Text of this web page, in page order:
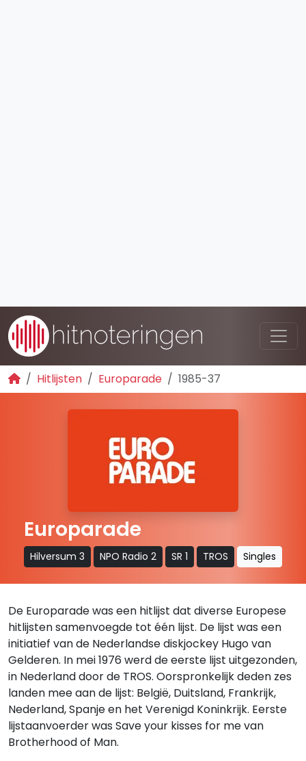
Hitlijsten Europarade 1985-37
Europarade
Hilversum 3 NPO Radio 2 SR 1 TROS Singles
De Europarade was een hitlijst dat diverse Europese
hitlijsten samenvoegde tot één lijst. De lijst was een
initiatief van de Nederlandse diskjockey Hugo van
Gelderen. In mei 1976 werd de eerste lijst uitgezonden,
in Nederland door de TROS. Oorspronkelijk deden zes
landen mee aan de lijst: België, Duitsland, Frankrijk,
Nederland, Spanje en het Verenigd Koninkrijk. Eerste
lijstaanvoerder was Save your kisses for me van
Brotherhood of Man.